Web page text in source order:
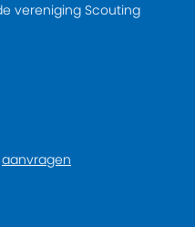
vereniging Scouting
aanvragen